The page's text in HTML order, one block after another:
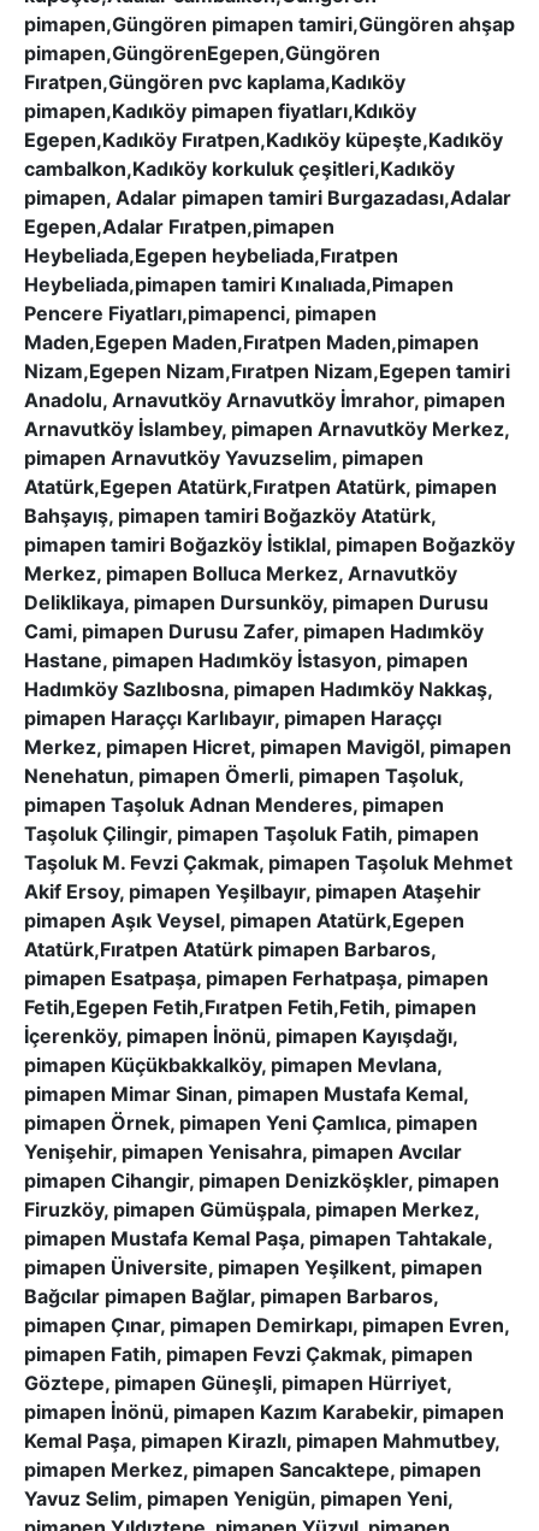
pimapen,Güngören pimapen tamiri,Güngören ahşap
pimapen,GüngörenEgepen,Güngören
Fıratpen,Güngören pvc kaplama,Kadıköy
pimapen,Kadıköy pimapen fiyatları,Kdıköy
Egepen,Kadıköy Fıratpen,Kadıköy küpeşte,Kadıköy
cambalkon,Kadıköy korkuluk çeşitleri,Kadıköy
pimapen, Adalar pimapen tamiri Burgazadası,Adalar
Egepen,Adalar Fıratpen,pimapen
Heybeliada,Egepen heybeliada,Fıratpen
Heybeliada,pimapen tamiri Kınalıada,Pimapen
Pencere Fiyatları,pimapenci, pimapen
Maden,Egepen Maden,Fıratpen Maden,pimapen
Nizam,Egepen Nizam,Fıratpen Nizam,Egepen tamiri
Anadolu, Arnavutköy Arnavutköy İmrahor, pimapen
Arnavutköy İslambey, pimapen Arnavutköy Merkez,
pimapen Arnavutköy Yavuzselim, pimapen
Atatürk,Egepen Atatürk,Fıratpen Atatürk, pimapen
Bahşayış, pimapen tamiri Boğazköy Atatürk,
pimapen tamiri Boğazköy İstiklal, pimapen Boğazköy
Merkez, pimapen Bolluca Merkez, Arnavutköy
Deliklikaya, pimapen Dursunköy, pimapen Durusu
Cami, pimapen Durusu Zafer, pimapen Hadımköy
Hastane, pimapen Hadımköy İstasyon, pimapen
Hadımköy Sazlıbosna, pimapen Hadımköy Nakkaş,
pimapen Haraççı Karlıbayır, pimapen Haraççı
Merkez, pimapen Hicret, pimapen Mavigöl, pimapen
Nenehatun, pimapen Ömerli, pimapen Taşoluk,
pimapen Taşoluk Adnan Menderes, pimapen
Taşoluk Çilingir, pimapen Taşoluk Fatih, pimapen
Taşoluk M. Fevzi Çakmak, pimapen Taşoluk Mehmet
Akif Ersoy, pimapen Yeşilbayır, pimapen Ataşehir
pimapen Aşık Veysel, pimapen Atatürk,Egepen
Atatürk,Fıratpen Atatürk pimapen Barbaros,
pimapen Esatpaşa, pimapen Ferhatpaşa, pimapen
Fetih,Egepen Fetih,Fıratpen Fetih,Fetih, pimapen
İçerenköy, pimapen İnönü, pimapen Kayışdağı,
pimapen Küçükbakkalköy, pimapen Mevlana,
pimapen Mimar Sinan, pimapen Mustafa Kemal,
pimapen Örnek, pimapen Yeni Çamlıca, pimapen
Yenişehir, pimapen Yenisahra, pimapen Avcılar
pimapen Cihangir, pimapen Denizköşkler, pimapen
Firuzköy, pimapen Gümüşpala, pimapen Merkez,
pimapen Mustafa Kemal Paşa, pimapen Tahtakale,
pimapen Üniversite, pimapen Yeşilkent, pimapen
Bağcılar pimapen Bağlar, pimapen Barbaros,
pimapen Çınar, pimapen Demirkapı, pimapen Evren,
pimapen Fatih, pimapen Fevzi Çakmak, pimapen
Göztepe, pimapen Güneşli, pimapen Hürriyet,
pimapen İnönü, pimapen Kazım Karabekir, pimapen
Kemal Paşa, pimapen Kirazlı, pimapen Mahmutbey,
pimapen Merkez, pimapen Sancaktepe, pimapen
Yavuz Selim, pimapen Yenigün, pimapen Yeni,